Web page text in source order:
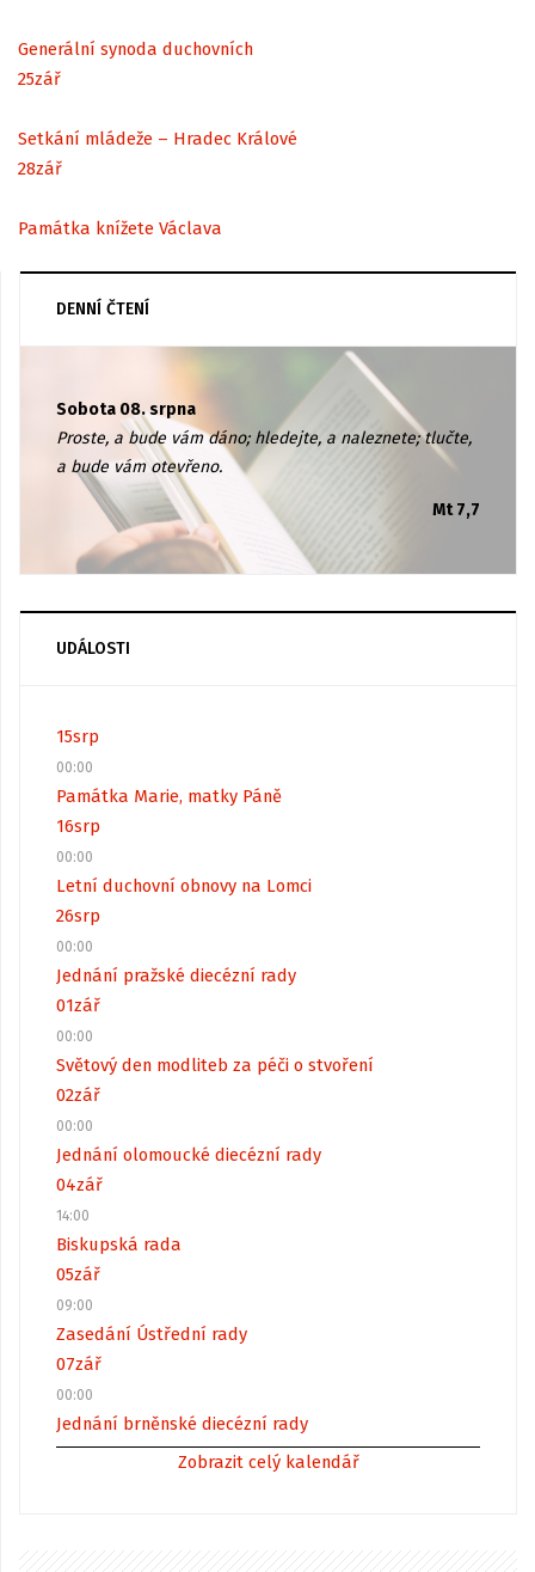
Generální synoda duchovních
25zář
Setkání mládeže – Hradec Králové
28zář
Památka knížete Václava
DENNÍ ČTENÍ
Sobota 08. srpna
Proste, a bude vám dáno; hledejte, a naleznete; tlučte,
a bude vám otevřeno.
Mt 7,7
UDÁLOSTI
15srp
00:00
Památka Marie, matky Páně
16srp
00:00
Letní duchovní obnovy na Lomci
26srp
00:00
Jednání pražské diecézní rady
01zář
00:00
Světový den modliteb za péči o stvoření
02zář
00:00
Jednání olomoucké diecézní rady
04zář
14:00
Biskupská rada
05zář
09:00
Zasedání Ústřední rady
07zář
00:00
Jednání brněnské diecézní rady
Zobrazit celý kalendář